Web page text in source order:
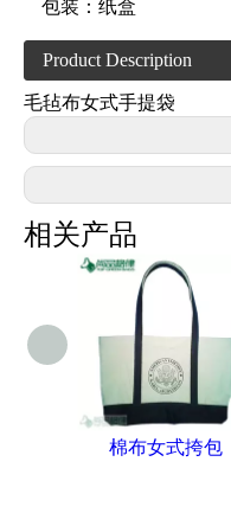
包装： 纸盒
Product Description
毛毡布女式手提袋
相关产品
棉布女式挎包